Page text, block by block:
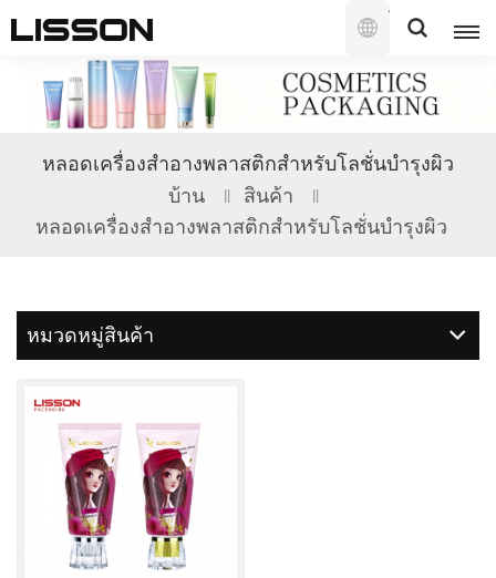
ไทย
English
français
русский
หลอดเครื่องสำอางพลาสติกสำหรับโลชั่นบำรุงผิว
บ้าน
สินค้า
หลอดเครื่องสำอางพลาสติกสำหรับโลชั่นบำรุงผิว
หมวดหมู่สินค้า